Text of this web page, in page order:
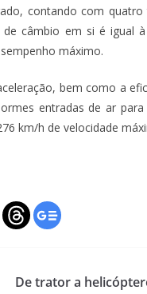
contando com
câmbio em si é igual
máximo.
bem como a
entradas de ar
km/h de velocidade
De trator a